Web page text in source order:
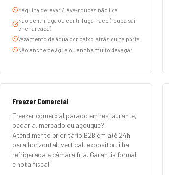
Máquina de lavar / lava-roupas não liga
Não centrifuga ou centrifuga fraco (roupa sai
encharcada)
Vazamento de água por baixo, atrás ou na porta
Não enche de água ou enche muito devagar
Freezer Comercial
Freezer comercial parado em restaurante,
padaria, mercado ou açougue?
Atendimento prioritário B2B em até 24h
para horizontal, vertical, expositor, ilha
refrigerada e câmara fria. Garantia formal
e nota fiscal.